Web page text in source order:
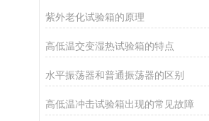
紫外老化试验箱的原理
高低温交变湿热试验箱的特点
水平振荡器和普通振荡器的区别
高低温冲击试验箱出现的常见故障